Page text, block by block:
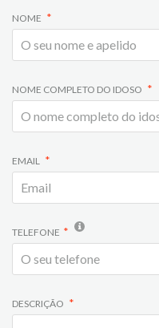
NOME
NOME COMPLETO DO IDOSO
EMAIL
TELEFONE
DESCRIÇÃO